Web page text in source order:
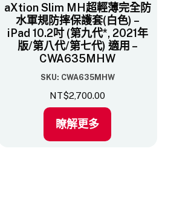
aXtion Slim MH超輕薄完全防
水軍規防摔保護套(白色) –
iPad 10.2吋 (第九代*, 2021年
版/第八代/第七代)​ 適用 –
CWA635MHW
SKU: CWA635MHW
NT$2,700.00
瞭解更多